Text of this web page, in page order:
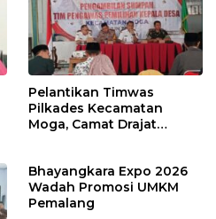
Pelantikan Timwas
Pilkades Kecamatan
Moga, Camat Drajat
Bhayangkara Expo 2026
Wadah Promosi UMKM
Pemalang